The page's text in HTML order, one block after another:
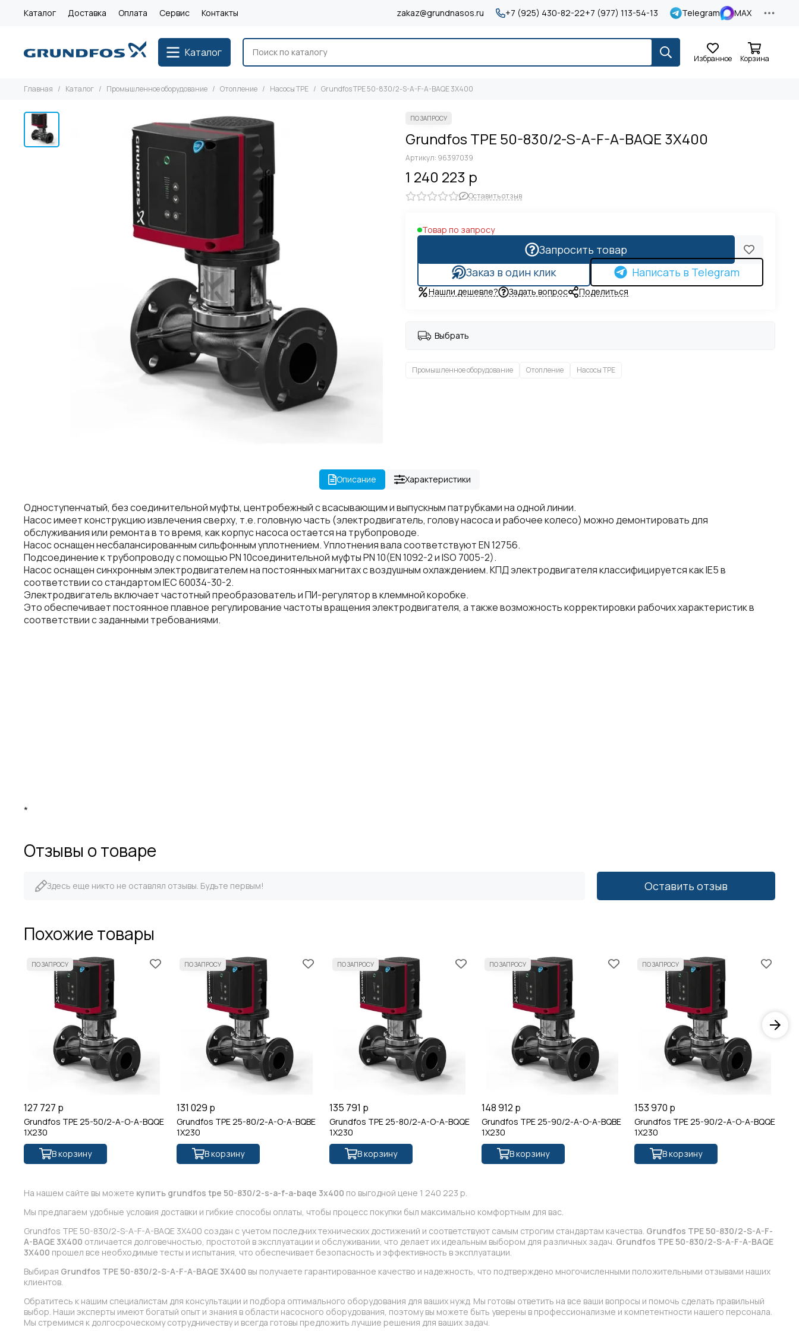
Каталог Доставка Оплата Сервис Контакты zakaz@grundnasos.ru +7 (925) 430-82-22+7 (977) 113-54-13 Telegram MAX
Каталог Избранное Корзина
Главная Каталог Промышленное оборудование Отопление Насосы TPE Grundfos TPE 50-830/2-S-A-F-A-BAQE 3X400
Grundfos TPE 50-830/2-S-A-F-A-BAQE 3X400
Артикул: 96397039
1 240 223 р
Оставить отзыв
Товар по запросу
Запросить товар
Заказ в один клик
Написать в Telegram
Нашли дешевле? Задать вопрос Поделиться
Выбрать
Промышленное оборудование Отопление Насосы TPE
Описание Характеристики
Одноступенчатый, без соединительной муфты, центробежный с всасывающим и выпускным патрубками на одной линии.
Насос имеет конструкцию извлечения сверху, т.е. головную часть (электродвигатель, голову насоса и рабочее колесо) можно демонтировать для
обслуживания или ремонта в то время, как корпус насоса остается на трубопроводе.
Насос оснащен несбалансированным сильфонным уплотнением. Уплотнения вала соответствуют EN 12756.
Подсоединение к трубопроводу с помощью PN 10соединительной муфты PN 10(EN 1092-2 и ISO 7005-2).
Насос оснащен синхронным электродвигателем на постоянных магнитах с воздушным охлаждением. КПД электродвигателя классифицируется как IE5 в
соответствии со стандартом IEC 60034-30-2.
Электродвигатель включает частотный преобразователь и ПИ-регулятор в клеммной коробке.
Это обеспечивает постоянное плавное регулирование частоты вращения электродвигателя, а также возможность корректировки рабочих характеристик в
соответствии с заданными требованиями.
*
Отзывы о товаре
Здесь еще никто не оставлял отзывы. Будьте первым! Оставить отзыв
Похожие товары
127 727 р
Grundfos TPE 25-50/2-A-O-A-BQQE
1X230
В корзину
131 029 р
Grundfos TPE 25-80/2-A-O-A-BQBE
1X230
В корзину
135 791 р
Grundfos TPE 25-80/2-A-O-A-BQQE
1X230
В корзину
148 912 р
Grundfos TPE 25-90/2-A-O-A-BQBE
1X230
В корзину
153 970 р
Grundfos TPE 25-90/2-A-O-A-BQQE
1X230
В корзину
На нашем сайте вы можете купить grundfos tpe 50-830/2-s-a-f-a-baqe 3x400 по выгодной цене 1 240 223 р.
Мы предлагаем удобные условия доставки и гибкие способы оплаты, чтобы процесс покупки был максимально комфортным для вас.
Grundfos TPE 50-830/2-S-A-F-A-BAQE 3X400 создан с учетом последних технических достижений и соответствуют самым строгим стандартам качества. Grundfos TPE 50-830/2-S-A-F-
A-BAQE 3X400 отличается долговечностью, простотой в эксплуатации и обслуживании, что делает их идеальным выбором для различных задач. Grundfos TPE 50-830/2-S-A-F-A-BAQE
3X400 прошел все необходимые тесты и испытания, что обеспечивает безопасность и эффективность в эксплуатации.
Выбирая Grundfos TPE 50-830/2-S-A-F-A-BAQE 3X400 вы получаете гарантированное качество и надежность, что подтверждено многочисленными положительными отзывами наших
клиентов.
Обратитесь к нашим специалистам для консультации и подбора оптимального оборудования для ваших нужд. Мы готовы ответить на все ваши вопросы и помочь сделать правильный
выбор. Наши эксперты имеют богатый опыт и знания в области насосного оборудования, поэтому вы можете быть уверены в профессионализме и компетентности нашего персонала.
Мы стремимся к долгосроческому сотрудничеству и всегда готовы предложить лучшие решения для ваших задач.